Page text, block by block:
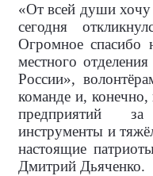
«От всей души хочу
сегодня
Огромное спасибо
местного
России»,
команде и, конечно,
предприятий
инструменты и
настоящие
Дмитрий Дьяченко.